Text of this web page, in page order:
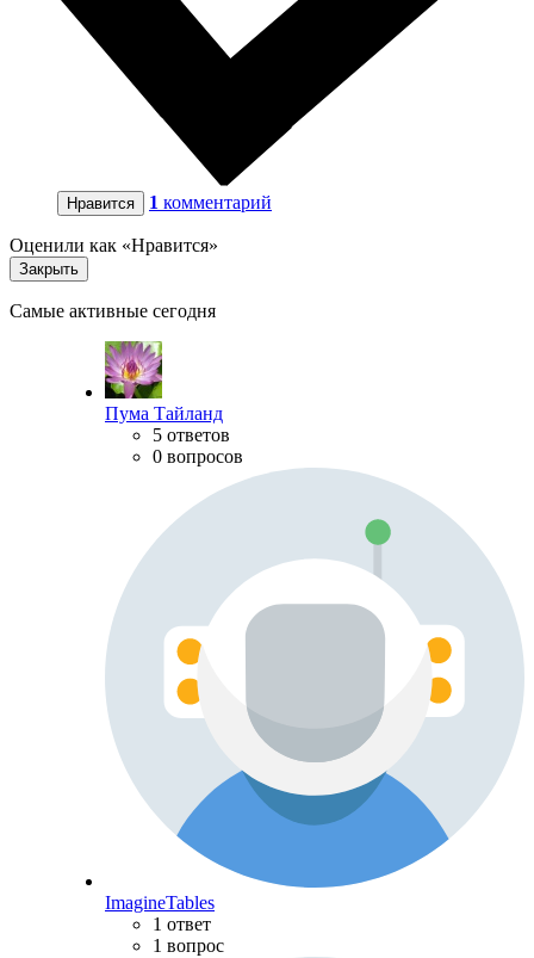
Нравится 1 комментарий
Оценили как «Нравится»
Закрыть
Самые активные сегодня
Пума Тайланд
5 ответов
0 вопросов
ImagineTables
1 ответ
1 вопрос